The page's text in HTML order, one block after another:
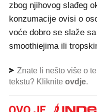
zbog njihovog slađeg
konzumacije ovisi o
voće dobro se slaže
smoothiejima ili
Znate li nešto više o
tekstu? Kliknite ovdje.